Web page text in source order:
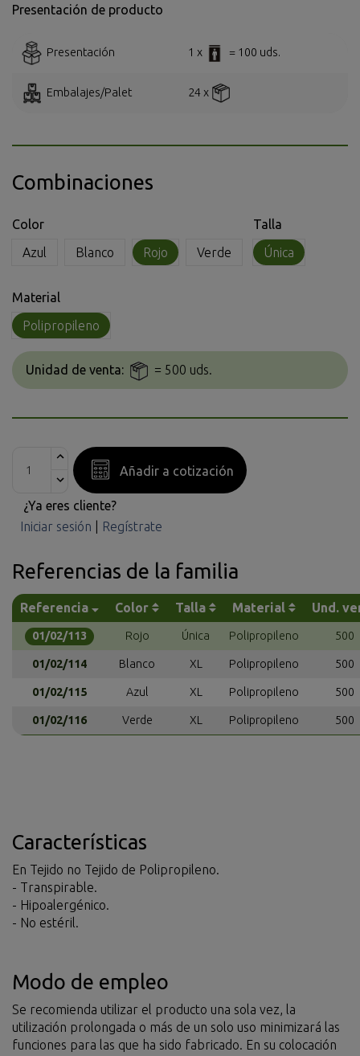
Presentación de producto
Presentación 1 x = 100 uds.
Embalajes/Palet 24 x
Combinaciones
Color
Azul
Blanco Rojo Verde
Talla
Única
Material
Polipropileno
Unidad de venta: = 500 uds.
Añadir a cotización
¿Ya eres cliente?
Iniciar sesión
Regístrate
Referencias de la familia
Referencia Color Talla Material Und.
01/02/113 Rojo Única Polipropileno 500
01/02/114 Blanco XL Polipropileno 500
01/02/115 Azul XL Polipropileno 500
01/02/116 Verde XL Polipropileno 500
Características
En Tejido no Tejido de Polipropileno.
- Transpirable.
- Hipoalergénico.
- No estéril.
Modo de empleo
Se recomienda utilizar el producto una sola vez, la
utilización prolongada o más de un solo uso minimizará las
funciones para las que ha sido fabricado. En su colocación